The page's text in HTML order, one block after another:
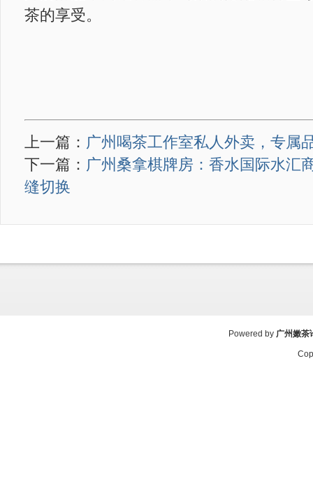
茶的享受。
上一篇： 广州喝茶工作室私人外卖，专属
下一篇： 广州桑拿棋牌房：香水国际水汇
缝切换
Powered by 广州嫩茶